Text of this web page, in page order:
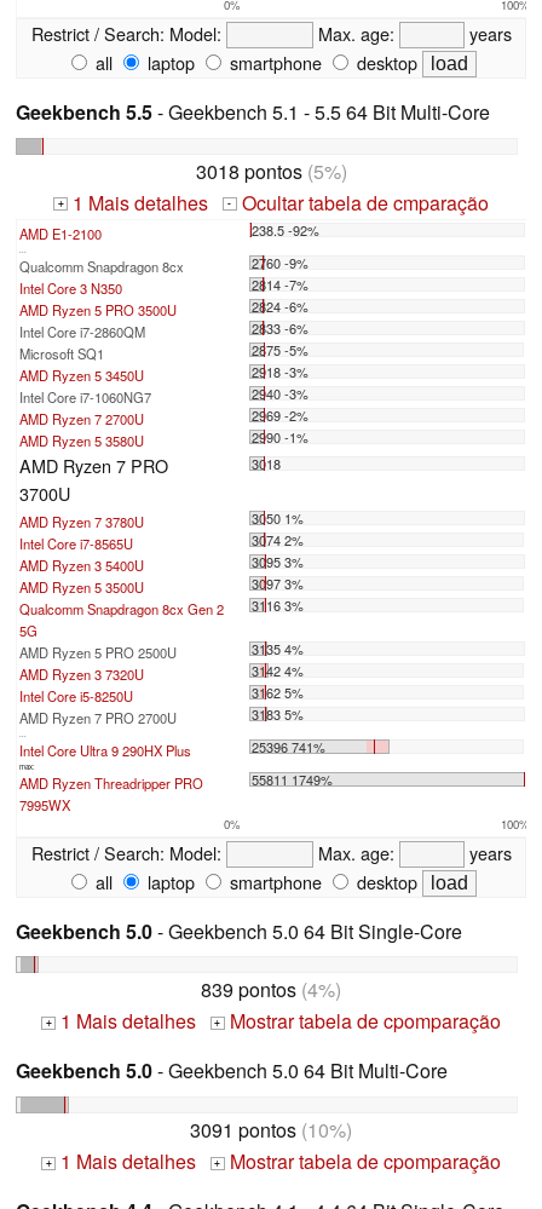
0% 100%
Restrict / Search: Model: Max. age:
years
all
laptop smartphone desktop
Geekbench 5.5- Geekbench 5.1 - 5.5 64 Bit Multi-Core
3018 pontos(5%)
+ 1 Mais detalhes - Ocultar tabela de cmparação
AMD E1-2100 238.5 -92%
Qualcomm Snapdragon 8cx
2760 -9%
Intel Core 3 N350
2814 -7%
AMD Ryzen 5 PRO 3500U
2824 -6%
Intel Core i7-2860QM
2833 -6%
Microsoft SQ1
2875 -5%
AMD Ryzen 5 3450U
2918 -3%
Intel Core i7-1060NG7
2940 -3%
AMD Ryzen 7 2700U
2969 -2%
AMD Ryzen 5 3580U
2990 -1%
AMD Ryzen 7 PRO
3700U
3018
AMD Ryzen 7 3780U
3050 1%
Intel Core i7-8565U
3074 2%
AMD Ryzen 3 5400U
3095 3%
AMD Ryzen 5 3500U
3097 3%
Qualcomm Snapdragon 8cx Gen 2
5G
3116 3%
AMD Ryzen 5 PRO 2500U
3135 4%
AMD Ryzen 3 7320U
3142 4%
Intel Core i5-8250U
3162 5%
AMD Ryzen 7 PRO 2700U
3183 5%
Intel Core Ultra 9 290HX Plus 25396 741%
max:
AMD Ryzen Threadripper PRO
7995WX
55811 1749%
0% 100%
Restrict / Search: Model: Max. age:
years
all
laptop smartphone desktop
Geekbench 5.0- Geekbench 5.0 64 Bit Single-Core
839 pontos (4%)
+ 1 Mais detalhes + Mostrar tabela de cpomparação
Geekbench 5.0- Geekbench 5.0 64 Bit Multi-Core
3091 pontos (10%)
+ 1 Mais detalhes + Mostrar tabela de cpomparação